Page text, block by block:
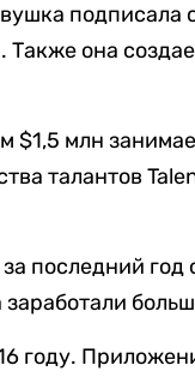
подписала
Также она
$1,5 млн
талантов
последний год
году.